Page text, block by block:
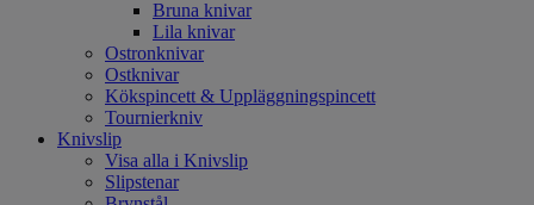
Bruna knivar
Lila knivar
Ostronknivar
Ostknivar
Kökspincett & Uppläggningspincett
Tournierkniv
Knivslip
Visa alla i Knivslip
Slipstenar